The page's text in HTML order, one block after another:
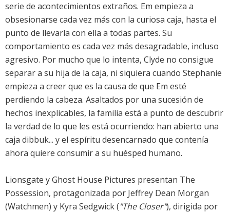
serie de acontecimientos extraños. Em empieza a
obsesionarse cada vez más con la curiosa caja, hasta el
punto de llevarla con ella a todas partes. Su
comportamiento es cada vez más desagradable, incluso
agresivo. Por mucho que lo intenta, Clyde no consigue
separar a su hija de la caja, ni siquiera cuando Stephanie
empieza a creer que es la causa de que Em esté
perdiendo la cabeza. Asaltados por una sucesión de
hechos inexplicables, la familia está a punto de descubrir
la verdad de lo que les está ocurriendo: han abierto una
caja dibbuk... y el espíritu desencarnado que contenía
ahora quiere consumir a su huésped humano.
Lionsgate y Ghost House Pictures presentan The
Possession, protagonizada por Jeffrey Dean Morgan
(Watchmen) y Kyra Sedgwick ("The Closer"), dirigida por